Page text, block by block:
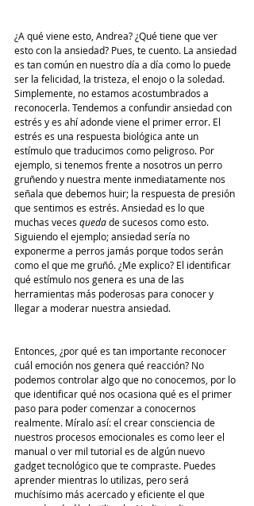
¿A qué viene esto, Andrea? ¿Qué tiene que ver
esto con la ansiedad? Pues, te cuento. La ansiedad
es tan común en nuestro día a día como lo puede
ser la felicidad, la tristeza, el enojo o la soledad.
Simplemente, no estamos acostumbrados a
reconocerla. Tendemos a confundir ansiedad con
estrés y es ahí adonde viene el primer error. El
estrés es una respuesta biológica ante un
estímulo que traducimos como peligroso. Por
ejemplo, si tenemos frente a nosotros un perro
gruñendo y nuestra mente inmediatamente nos
señala que debemos huir; la respuesta de presión
que sentimos es estrés. Ansiedad es lo que
muchas veces queda de sucesos como esto.
Siguiendo el ejemplo; ansiedad sería no
exponerme a perros jamás porque todos serán
como el que me gruñó. ¿Me explico? El identificar
qué estímulo nos genera es una de las
herramientas más poderosas para conocer y
llegar a moderar nuestra ansiedad.
Entonces, ¿por qué es tan importante reconocer
cuál emoción nos genera qué reacción? No
podemos controlar algo que no conocemos, por lo
que identificar qué nos ocasiona qué es el primer
paso para poder comenzar a conocernos
realmente. Míralo así: el crear consciencia de
nuestros procesos emocionales es como leer el
manual o ver mil tutorial es de algún nuevo
gadget tecnológico que te compraste. Puedes
aprender mientras lo utilizas, pero será
muchísimo más acercado y eficiente el que